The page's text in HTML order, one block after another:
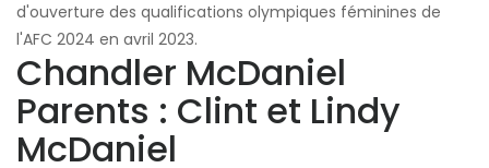
d'ouverture des qualifications olympiques féminines de
l'AFC 2024 en avril 2023.
Chandler McDaniel
Parents : Clint et Lindy
McDaniel